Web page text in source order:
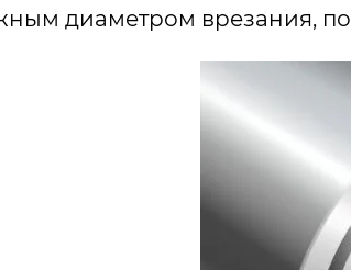
диаметром врезания,